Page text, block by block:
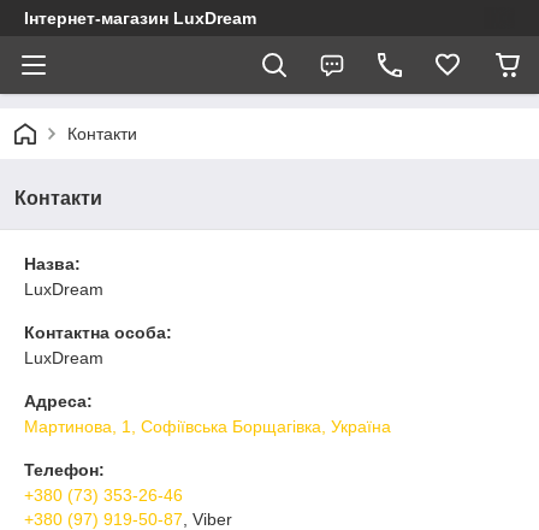
Інтернет-магазин LuxDream
Контакти
Контакти
Назва:
LuxDream
Контактна особа:
LuxDream
Адреса:
Мартинова, 1, Софіївська Борщагівка, Україна
Телефон:
+380 (73) 353-26-46
+380 (97) 919-50-87 , Viber